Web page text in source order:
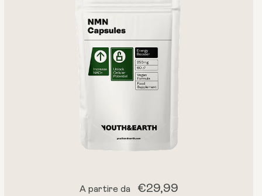
Prezzo
A partire da €29,99